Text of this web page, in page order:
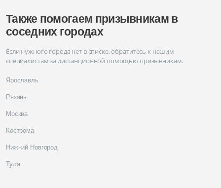
Также помогаем призывникам в
соседних городах
Если нужного города нет в списке, обратитесь к нашим
специалистам за дистанционной помощью призывникам.
Ярославль
Рязань
Москва
Кострома
Нижний Новгород
Тула